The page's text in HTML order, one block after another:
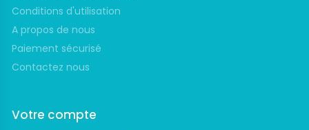
Conditions d'utilisation
A propos de nous
Paiement sécurisé
Contactez nous
Votre compte